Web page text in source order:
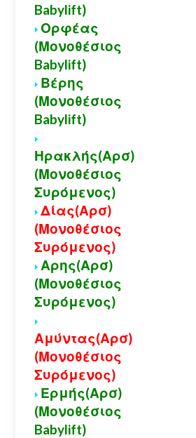
Babylift)
Ορφέας
(Μονοθέσιος
Babylift)
Βέρης
(Μονοθέσιος
Babylift)
Ηρακλής(Αρσ)
(Μονοθέσιος
Συρόμενος)
Δίας(Αρσ)
(Μονοθέσιος
Συρόμενος)
Αρης(Αρσ)
(Μονοθέσιος
Συρόμενος)
Αμύντας(Αρσ)
(Μονοθέσιος
Συρόμενος)
Ερμής(Αρσ)
(Μονοθέσιος
Babylift)